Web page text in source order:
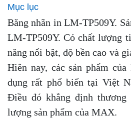
Mục lục
Băng nhãn in LM-TP509Y.
LM-TP509Y. Có chất lượng
năng nổi bật, độ bền cao và
Hiên nay, các sản phẩm
dụng rất phổ biến tại Việt
Điều đó khẳng định
lượng sản phẩm của MAX.